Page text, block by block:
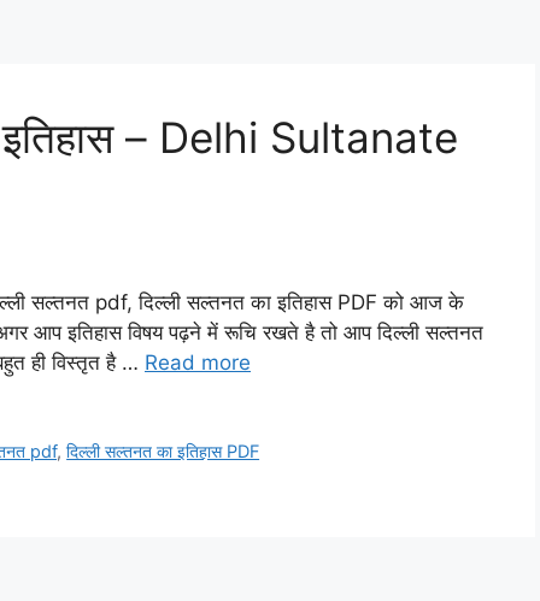
– Delhi Sultanate
सल्तनत pdf, दिल्ली सल्तनत का इतिहास PDF को आज के
आप इतिहास विषय पढ़ने में रूचि रखते है तो आप दिल्ली सल्तनत
ही विस्तृत है … Read more
pdf,दिल्ली सल्तनत का इतिहास PDF